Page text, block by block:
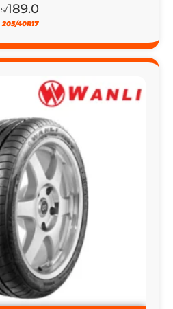
S/189.0
205/40R17